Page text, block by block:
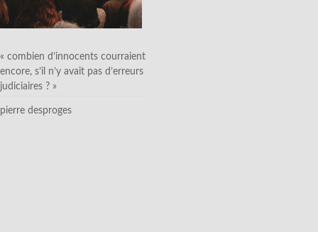
« combien d’innocents courraient
encore, s’il n’y avait pas d’erreurs
judiciaires ? »
pierre desproges